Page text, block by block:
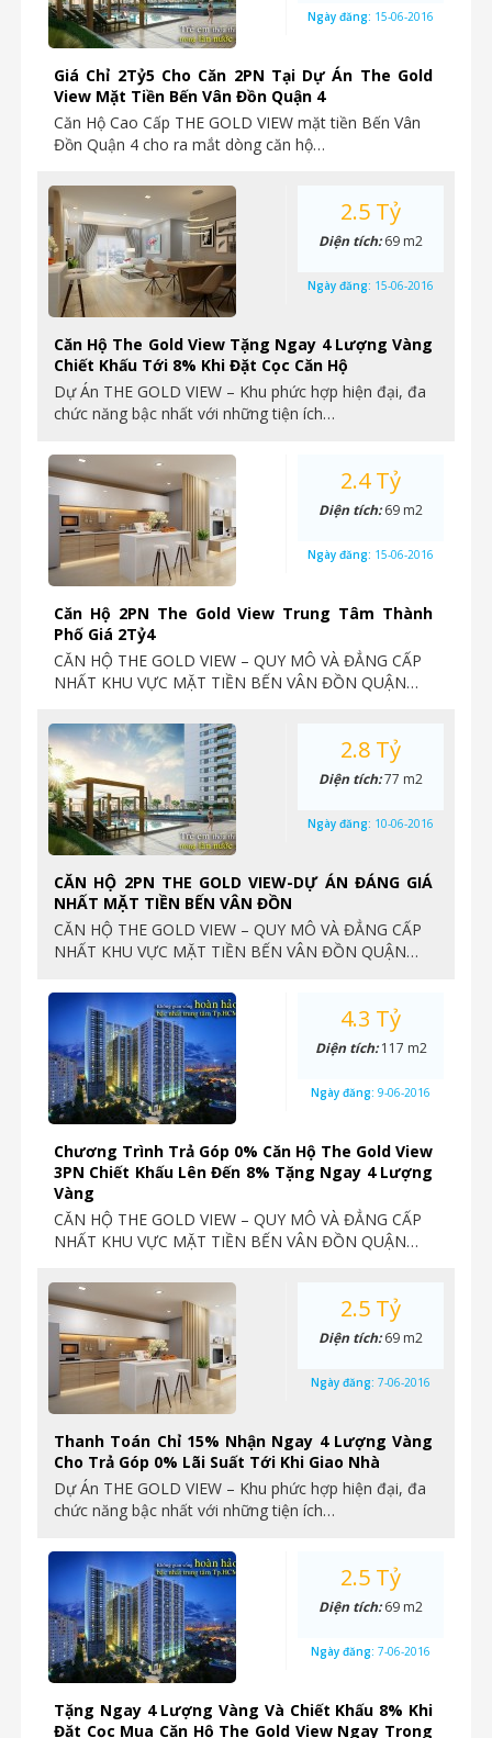
Giá Chỉ 2Tỷ5 Cho Căn 2PN Tại Dự Án The Gold
View Mặt Tiền Bến Vân Đồn Quận 4
Căn Hộ Cao Cấp THE GOLD VIEW mặt tiền Bến Vân
Đồn Quận 4 cho ra mắt dòng căn hộ…
Ngày đăng: 15-06-2016
Căn Hộ The Gold View Tặng Ngay 4 Lượng Vàng
Chiết Khấu Tới 8% Khi Đặt Cọc Căn Hộ
Dự Án THE GOLD VIEW – Khu phức hợp hiện đại, đa
chức năng bậc nhất với những tiện ích…
2.5 Tỷ
Diện tích:69 m2
Ngày đăng: 15-06-2016
Căn Hộ 2PN The Gold View Trung Tâm Thành
Phố Giá 2Tỷ4
CĂN HỘ THE GOLD VIEW – QUY MÔ VÀ ĐẲNG CẤP
NHẤT KHU VỰC MẶT TIỀN BẾN VÂN ĐỒN QUẬN…
2.4 Tỷ
Diện tích:69 m2
Ngày đăng: 15-06-2016
CĂN HỘ 2PN THE GOLD VIEW-DỰ ÁN ĐÁNG GIÁ
NHẤT MẶT TIỀN BẾN VÂN ĐỒN
CĂN HỘ THE GOLD VIEW – QUY MÔ VÀ ĐẲNG CẤP
NHẤT KHU VỰC MẶT TIỀN BẾN VÂN ĐỒN QUẬN…
2.8 Tỷ
Diện tích:77 m2
Ngày đăng: 10-06-2016
Chương Trình Trả Góp 0% Căn Hộ The Gold View
3PN Chiết Khấu Lên Đến 8% Tặng Ngay 4 Lượng
Vàng
CĂN HỘ THE GOLD VIEW – QUY MÔ VÀ ĐẲNG CẤP
NHẤT KHU VỰC MẶT TIỀN BẾN VÂN ĐỒN QUẬN…
4.3 Tỷ
Diện tích:117 m2
Ngày đăng: 9-06-2016
Thanh Toán Chỉ 15% Nhận Ngay 4 Lượng Vàng
Cho Trả Góp 0% Lãi Suất Tới Khi Giao Nhà
Dự Án THE GOLD VIEW – Khu phức hợp hiện đại, đa
chức năng bậc nhất với những tiện ích…
2.5 Tỷ
Diện tích:69 m2
Ngày đăng: 7-06-2016
Tặng Ngay 4 Lượng Vàng Và Chiết Khấu 8% Khi
Đặt Cọc Mua Căn Hộ The Gold View Ngay Trong
2.5 Tỷ
Diện tích:69 m2
Ngày đăng: 7-06-2016